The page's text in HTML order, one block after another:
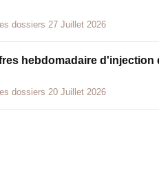
dossiers 27 Juillet 2026
hebdomadaire d'injection
dossiers 20 Juillet 2026